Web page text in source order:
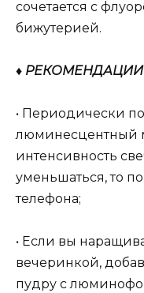
сочетается с
бижутерией.
♦ РЕКОМЕНДАЦИИ
• Периодически
люминесцентный
интенсивность
уменьшаться, то
телефона;
• Если вы
вечеринкой,
пудру с